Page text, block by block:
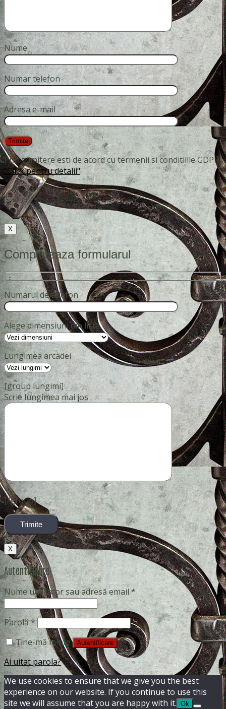
Nume
Numar telefon
Adresa e-mail
Prin trimitere esti de acord cu termenii si conditiille GDPR
"Click pentru detalii"
X
Completeaza formularul
Numarul de telefon
Alege dimensiuni din lista
Lungimea arcadei
[group lungimi]
Scrie lungimea mai jos
[/group]
X
Autentificare
Nume utilizator sau adresă email*
Parolă*
Ține-mă minte
Autentificare
Ai uitat parola?
We use cookies to ensure that we give you the best
experience on our website. If you continue to use this
site we will assume that you are happy with it. Ok